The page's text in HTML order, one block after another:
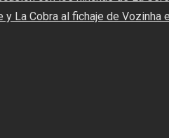
La Cobra al fichaje de Vozinha